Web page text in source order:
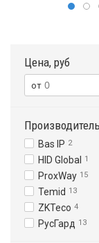
Цена, руб
Производитель
Bas IP 2
HID Global 1
ProxWay 15
Temid 13
ZKTeco 4
РусГард 13